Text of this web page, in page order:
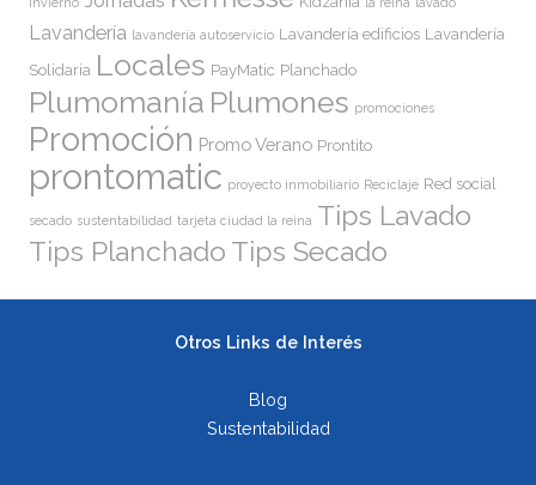
Invierno la reina lavado
Lavandería lavandería autoservicio Lavandería edificios Lavandería
Solidaria Locales PayMatic Planchado
Plumomanía Plumones promociones
Promoción Promo Verano Prontito
prontomatic proyecto inmobiliario Reciclaje Red social
secado sustentabilidad tarjeta ciudad la reina Tips Lavado
Tips Planchado Tips Secado
Otros Links de Interés
Blog
Sustentabilidad